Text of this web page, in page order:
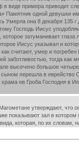
виде примера приводит
одной девушки
Умерла она 8 декабря
Господь Иисус
затуманивает
Иисус указывал и
считают, умер и
тогда как
высечено большое
перешла в
ев Гроба Господня
утверждают, что
показывают зал в
которая, по их